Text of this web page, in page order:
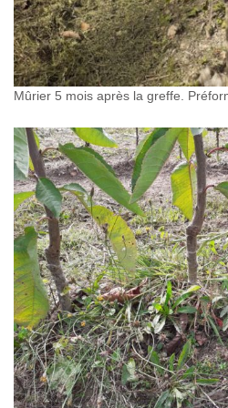
Mûrier 5 mois après la greffe.